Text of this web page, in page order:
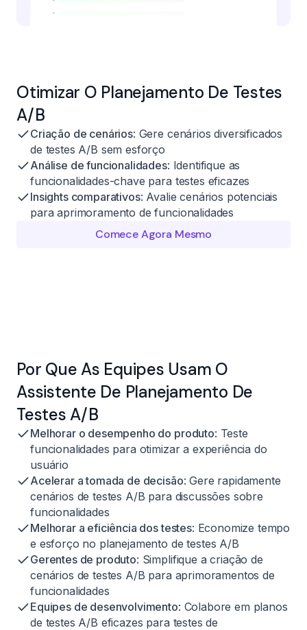
Otimizar O Planejamento De Testes
A/B
Criação de cenários: Gere cenários diversificados
de testes A/B sem esforço
Análise de funcionalidades: Identifique as
funcionalidades-chave para testes eficazes
Insights comparativos: Avalie cenários potenciais
para aprimoramento de funcionalidades
Comece Agora Mesmo
Por Que As Equipes Usam O
Assistente De Planejamento De
Testes A/B
Melhorar o desempenho do produto: Teste
funcionalidades para otimizar a experiência do
usuário
Acelerar a tomada de decisão: Gere rapidamente
cenários de testes A/B para discussões sobre
funcionalidades
Melhorar a eficiência dos testes: Economize tempo
e esforço no planejamento de testes A/B
Gerentes de produto: Simplifique a criação de
cenários de testes A/B para aprimoramentos de
funcionalidades
Equipes de desenvolvimento: Colabore em planos
de testes A/B eficazes para testes de